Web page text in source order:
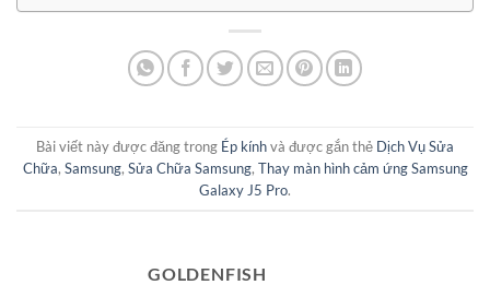
Bài viết này được đăng trong Ép kínhvà được gắn thẻ Dịch Vụ Sửa
Chữa, Samsung, Sửa Chữa Samsung, Thay màn hình cảm ứng Samsung
Galaxy J5 Pro.
GOLDENFISH